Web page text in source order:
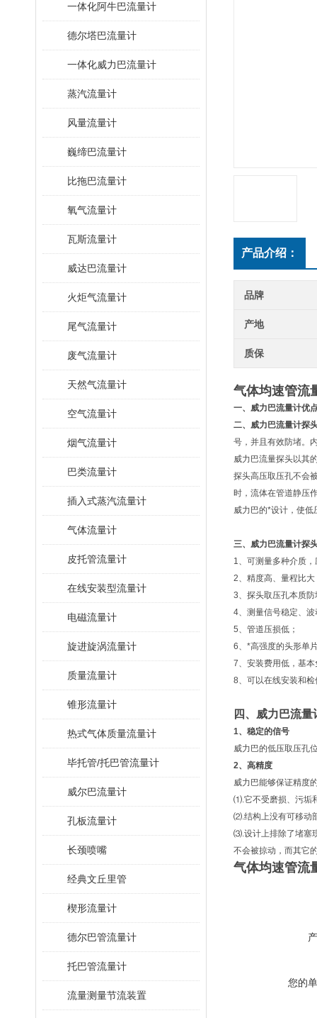
一体化阿牛巴流量计
德尔塔巴流量计
一体化威力巴流量计
蒸汽流量计
风量流量计
巍缔巴流量计
比拖巴流量计
氧气流量计
瓦斯流量计
威达巴流量计
火炬气流量计
尾气流量计
废气流量计
天然气流量计
空气流量计
烟气流量计
巴类流量计
插入式蒸汽流量计
气体流量计
皮托管流量计
在线安装型流量计
电磁流量计
旋进旋涡流量计
质量流量计
锥形流量计
热式气体质量流量计
毕托管/托巴管流量计
威尔巴流量计
孔板流量计
长颈喷嘴
经典文丘里管
楔形流量计
德尔巴管流量计
托巴管流量计
流量测量节流装置
产品介绍：
品牌
产地
质保
气体均速管流
一、 威力巴流量计优
二、 威力巴流量计探
号，并且有效防堵。
威力巴流量探头以其
探头高压取压孔不会
时，流体在管道静压
威力巴的*设计，使
三、 威力巴流量计探
1、可测量多种介质
2、精度高、量程比大
3、探头取压孔本质防
4、测量信号稳定、波
5、管道压损低；
6、*高强度的头形单
7、安装费用低，基本
8、可以在线安装和检
四、 威力巴流量
1、稳定的信号
威力巴的低压取压孔
2、高精度
威力巴能够保证精度
⑴.它不受磨损、污垢
⑵.结构上没有可移动
⑶.设计上排除了堵塞
不会被掠动，而其它
气体均速管流
您的